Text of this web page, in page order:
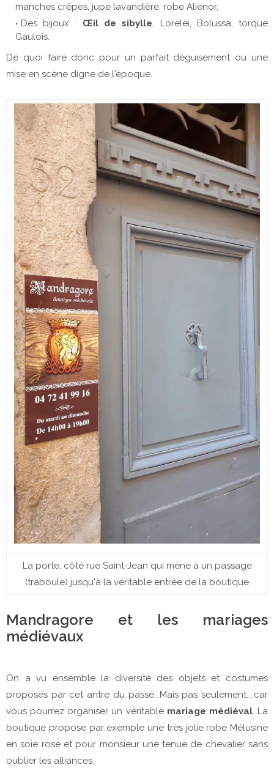
manches crêpes, jupe lavandière, robe Alienor,
Des bijoux : Œil de sibylle , Lorelei, Bolussa, torque
Gaulois.
De quoi faire donc pour un parfait déguisement ou une
mise en scène digne de l'époque.
La porte, côté rue Saint-Jean qui mène à un passage
(traboule) jusqu'à la véritable entrée de la boutique
Mandragore et les mariages
médiévaux
On a vu ensemble la diversité des objets et costumes
proposés par cet antre du passé...Mais pas seulement....car
vous pourrez organiser un véritable mariage médiéval. La
boutique propose par exemple une très jolie robe Mélusine
en soie rose et pour monsieur une tenue de chevalier sans
oublier les alliances.